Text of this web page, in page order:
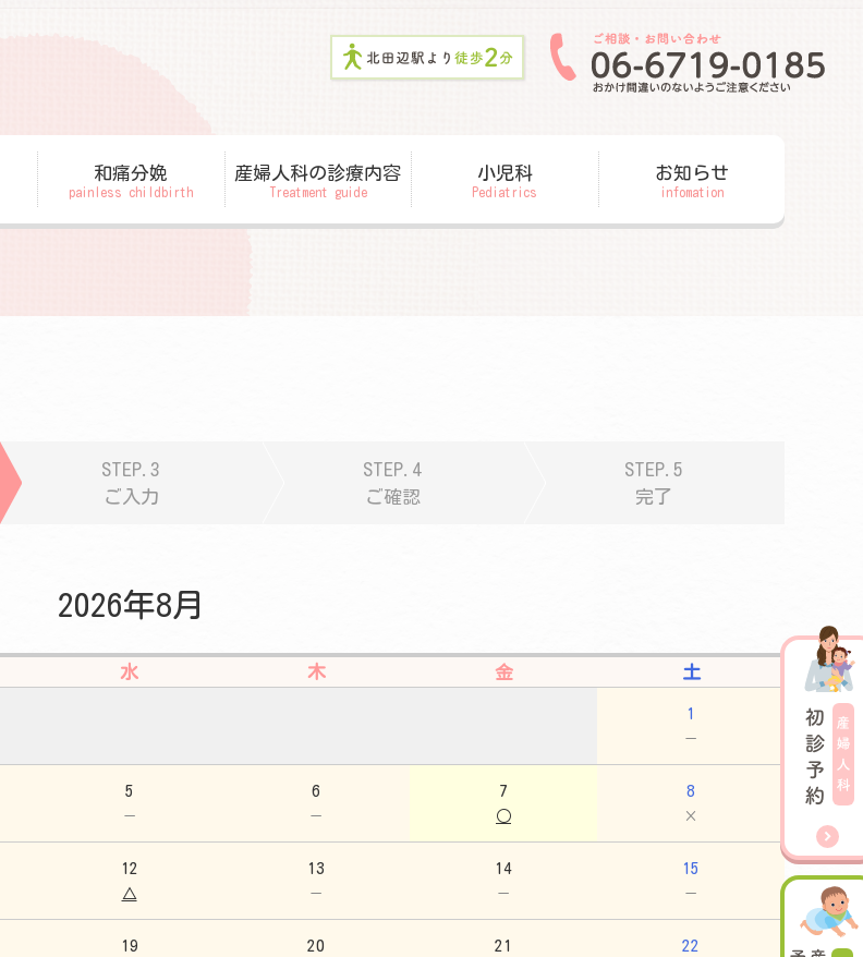
和痛分娩
painless childbirth
産婦人科の診療内容
Treatment guide
小児科
Pediatrics
お知らせ
infomation
STEP.3
ご入力
STEP.4
ご確認
STEP.5
完了
2026年8月
水 木 金 土
1
－
5
－
6
－
7
○
8
×
12
△
13
－
14
－
15
－
19 20 21 22